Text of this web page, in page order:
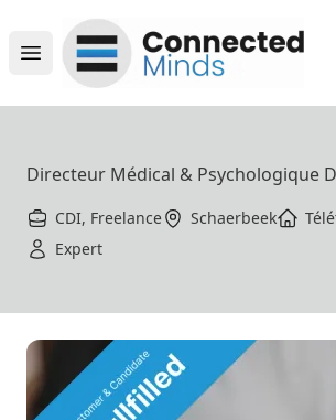
Open main menu
Connected Minds
Directeur Médical & Psychologique
CDI, Freelance Schaerbeek
Expert